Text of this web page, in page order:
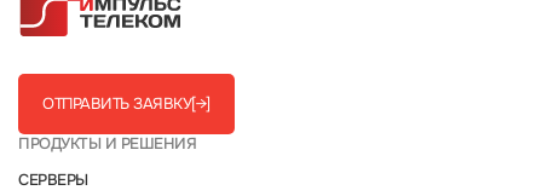
ОТПРАВИТЬ ЗАЯВКУ[→]
ПРОДУКТЫ И РЕШЕНИЯ
СЕРВЕРЫ